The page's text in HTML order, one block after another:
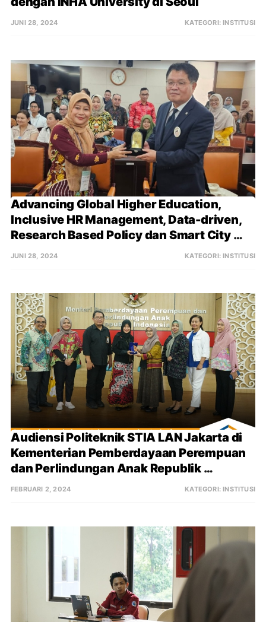
JUNI 28, 2024 KATEGORI:INSTITUSI
Advancing Global Higher Education,
Inclusive HR Management, Data-driven,
Research Based Policy dan Smart City
sebagai Kunci dalam Pengembangan
JUNI 28, 2024 KATEGORI:INSTITUSI
Audiensi Politeknik STIA LAN Jakarta di
Kementerian Pemberdayaan Perempuan
dan Perlindungan Anak Republik
Indonesia
FEBRUARI 2, 2024 KATEGORI:INSTITUSI